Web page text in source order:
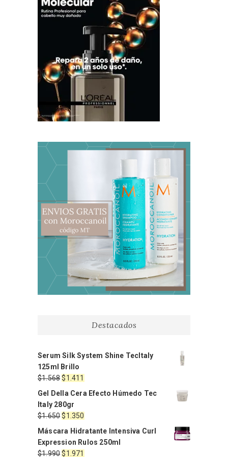
Destacados
Serum Silk System Shine TecItaly
125ml Brillo
$1.568El
precio
original
era:
$1.568.
$1.411
precio
es:
$1.411.
Gel Della Cera Efecto Húmedo Tec
Italy 280gr
$1.650El
precio
original
era:
$1.350
precio
actual
es:
Máscara Hidratante Intensiva Curl
Expression Rulos 250ml
$1.990El
$1.971